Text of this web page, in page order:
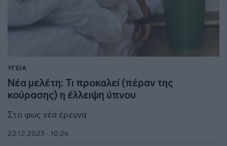
ΥΓΕΙΑ
Νέα μελέτη: Τι προκαλεί (πέραν της
κούρασης) η έλλειψη ύπνου
Στο φως νέα έρευνα
22.12.2023 - 10:26